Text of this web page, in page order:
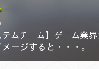
テムチーム】ゲーム業
ージすると・・・。